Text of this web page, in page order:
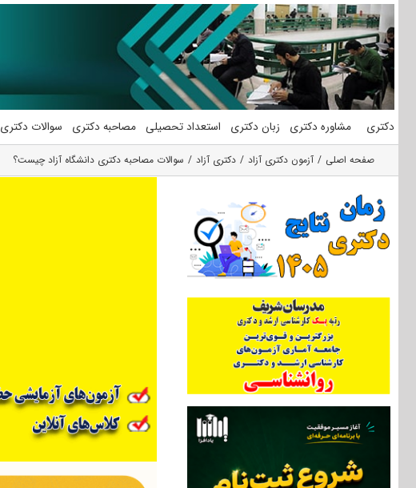
محتوا
دکتری مشاوره دکتری زبان دکتری استعداد تحصیلی مصاحبه دکتری سوالات دکتری
صفحه اصلی آزمون دکتری آزاد دکتری آزاد سوالات مصاحبه دکتری دانشگاه آزاد چیست؟